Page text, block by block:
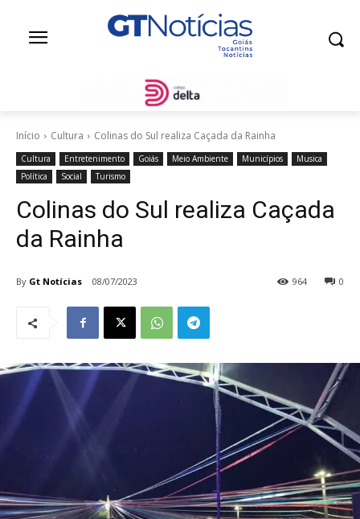
Início Cultura Colinas do Sul realiza Caçada da Rainha
Cultura Entretenimento Goiás Meio Ambiente Municípios
Musica
Política
Social Turismo
Colinas do Sul realiza Caçada
da Rainha
By Gt Notícias 08/07/2023 0
964